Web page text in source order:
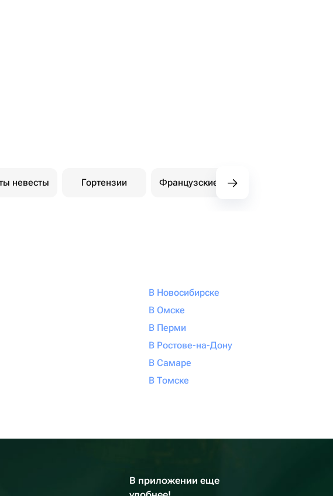
невесты Гортензии Французские розы
В Новосибирске
В Омске
В Перми
В Ростове-на-Дону
В Самаре
В Томске
В приложении еще